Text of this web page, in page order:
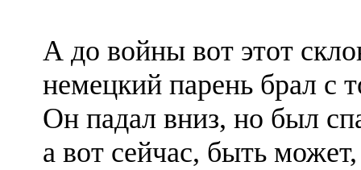
А до войны вот этот
немецкий парень брал с
Он падал вниз, но был
а вот сейчас, быть